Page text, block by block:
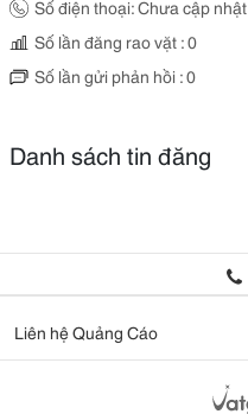
Số điện thoại: Chưa cập nhật
Số lần đăng rao vặt : 0
Số lần gửi phản hồi : 0
Danh sách tin đăng
Liên hệ Quảng Cáo